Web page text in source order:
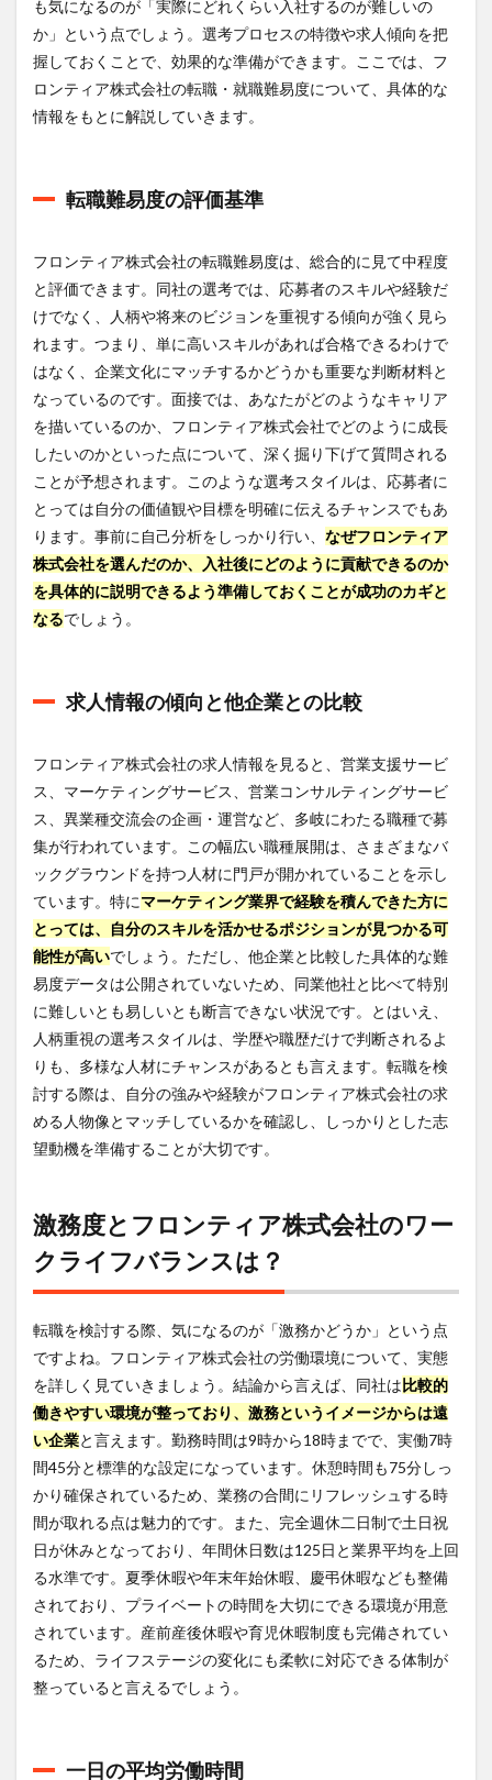
も気になるのが「実際にどれくらい入社するのが難しいの
か」という点でしょう。選考プロセスの特徴や求人傾向を把
握しておくことで、効果的な準備ができます。ここでは、フ
ロンティア株式会社の転職・就職難易度について、具体的な
情報をもとに解説していきます。
転職難易度の評価基準
フロンティア株式会社の転職難易度は、総合的に見て中程度
と評価できます。同社の選考では、応募者のスキルや経験だ
けでなく、人柄や将来のビジョンを重視する傾向が強く見ら
れます。つまり、単に高いスキルがあれば合格できるわけで
はなく、企業文化にマッチするかどうかも重要な判断材料と
なっているのです。面接では、あなたがどのようなキャリア
を描いているのか、フロンティア株式会社でどのように成長
したいのかといった点について、深く掘り下げて質問される
ことが予想されます。このような選考スタイルは、応募者に
とっては自分の価値観や目標を明確に伝えるチャンスでもあ
ります。事前に自己分析をしっかり行い、 なぜフロンティア
株式会社を選んだのか、入社後にどのように貢献できるのか
を具体的に説明できるよう準備しておくことが成功のカギと
なるでしょう。
求人情報の傾向と他企業との比較
フロンティア株式会社の求人情報を見ると、営業支援サービ
ス、マーケティングサービス、営業コンサルティングサービ
ス、異業種交流会の企画・運営など、多岐にわたる職種で募
集が行われています。この幅広い職種展開は、さまざまなバ
ックグラウンドを持つ人材に門戸が開かれていることを示し
ています。特にマーケティング業界で経験を積んできた方に
とっては、自分のスキルを活かせるポジションが見つかる可
能性が高いでしょう。ただし、他企業と比較した具体的な難
易度データは公開されていないため、同業他社と比べて特別
に難しいとも易しいとも断言できない状況です。とはいえ、
人柄重視の選考スタイルは、学歴や職歴だけで判断されるよ
りも、多様な人材にチャンスがあるとも言えます。転職を検
討する際は、自分の強みや経験がフロンティア株式会社の求
める人物像とマッチしているかを確認し、しっかりとした志
望動機を準備することが大切です。
激務度とフロンティア株式会社のワー
クライフバランスは？
転職を検討する際、気になるのが「激務かどうか」という点
ですよね。フロンティア株式会社の労働環境について、実態
を詳しく見ていきましょう。結論から言えば、同社は比較的
働きやすい環境が整っており、激務というイメージからは遠
い企業と言えます。勤務時間は9時から18時までで、実働7時
間45分と標準的な設定になっています。休憩時間も75分しっ
かり確保されているため、業務の合間にリフレッシュする時
間が取れる点は魅力的です。また、完全週休二日制で土日祝
日が休みとなっており、年間休日数は125日と業界平均を上回
る水準です。夏季休暇や年末年始休暇、慶弔休暇なども整備
されており、プライベートの時間を大切にできる環境が用意
されています。産前産後休暇や育児休暇制度も完備されてい
るため、ライフステージの変化にも柔軟に対応できる体制が
整っていると言えるでしょう。
一日の平均労働時間